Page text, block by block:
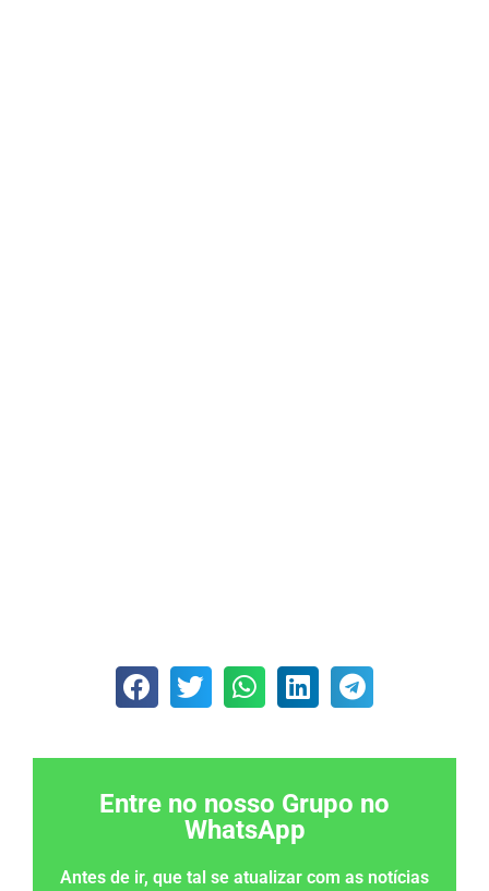
Entre no nosso Grupo no
WhatsApp
Antes de ir, que tal se atualizar com as notícias